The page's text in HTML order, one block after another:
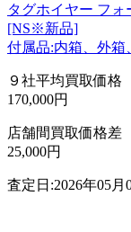
タグホイヤー フォ
[NS※新品]
付属品:内箱、外箱
９社平均買取価格
170,000円
店舗間買取価格差
25,000円
査定日:2026年05月